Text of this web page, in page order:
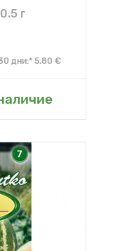
0.5 г
дни:* 5.80 €